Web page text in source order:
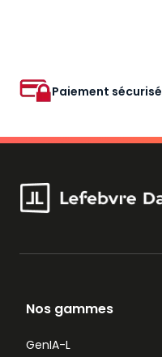
Paiement sécurisé
Nos gammes
GenIA-L